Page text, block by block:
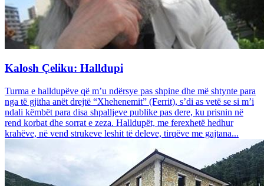
Kalosh Çeliku: Halldupi
Turma e halldupëve që m’u ndërsye pas shpine dhe më shtynte para
nga të gjitha anët drejtë “Xhehenemit” (Ferrit), s’di as vetë se si m’i
ndali këmbët para disa shpalljeve publike pas dere, ku prisnin në
rend korbat dhe sorrat e zeza. Halldupët, me ferexhetë hedhur
krahëve, në vend strukeve leshit të deleve, tirqëve me gajtana...